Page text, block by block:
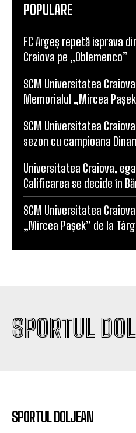
POPULARE
FC Argeș repetă isprava
Craiova pe „Oblemenco”
SCM Universitatea
Memorialul „Mircea
SCM Universitatea
sezon cu campioana
Universitatea Craiova,
Calificarea se decide în
SCM Universitatea
„Mircea Pașek” de la
SPORTUL
SPORTUL DOLJEAN